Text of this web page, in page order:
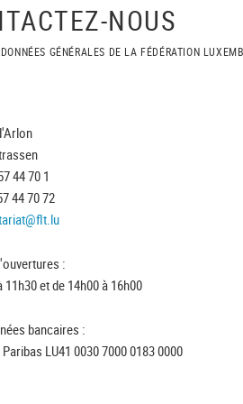
NOUS
GÉNÉRALES DE LA FÉDÉRATION
44 70 1
44 70 72
:
11h30 et de 14h00 à 16h00
bancaires :
Paribas LU41 0030 7000 0183 0000